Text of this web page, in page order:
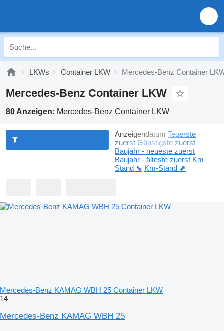
LKWs Container LKW Mercedes-Benz Container
Mercedes-Benz Container LKW
80 Anzeigen: Mercedes-Benz Container LKW
Anzeigendatum Teuerste
zuerst Günstigste zuerst
Baujahr - neueste zuerst
Baujahr - älteste zuerst Km-
Stand ⬊ Km-Stand ⬈
Mercedes-Benz KAMAG WBH 25 Container LKW
14
Mercedes-Benz KAMAG WBH 25